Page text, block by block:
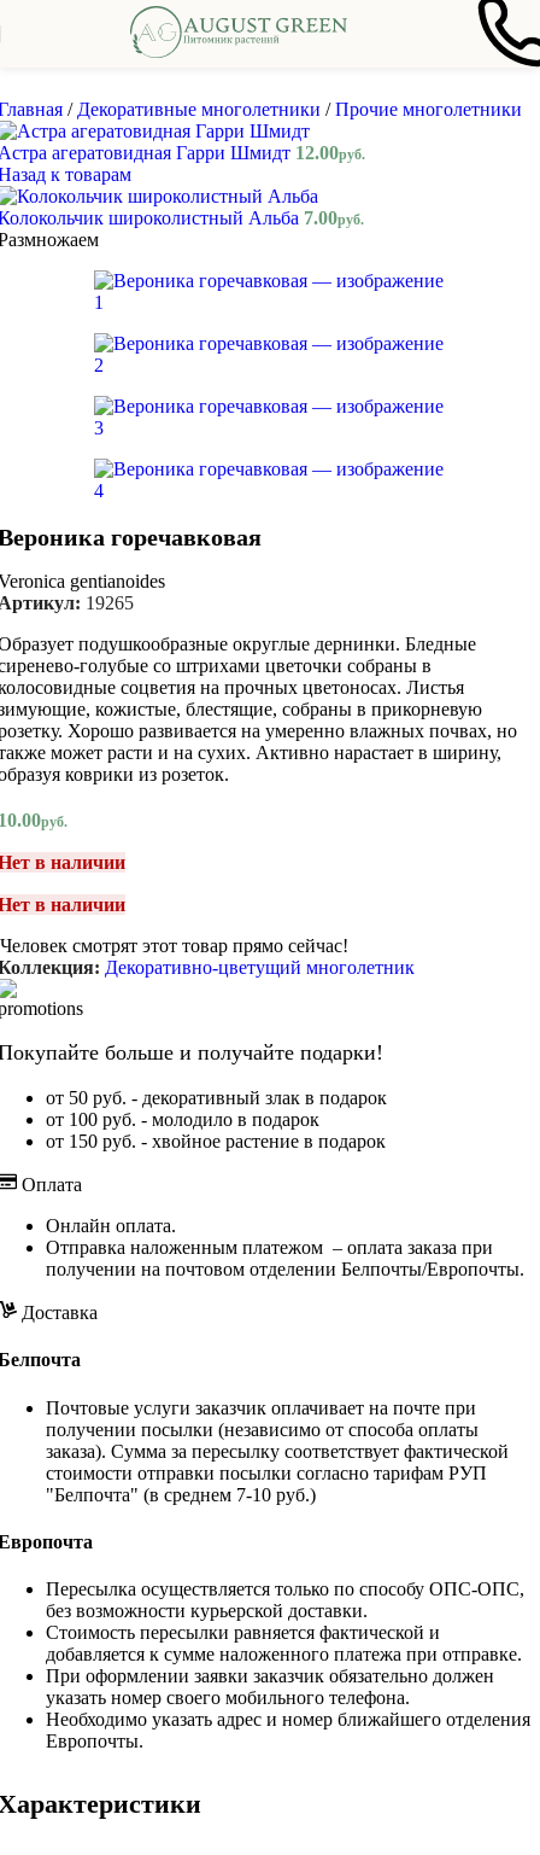
Skip to navigation Skip to main content
/ Декоративные многолетники / Прочие многолетники
агератовидная Гарри Шмидт 12.00руб.
к товарам
широколистный Альба 7.00руб.
горечавковая
gentianoides
19265
подушкообразные округлые дернинки. Бледные
голубые со штрихами цветочки собраны в
соцветия на прочных цветоносах. Листья
кожистые, блестящие, собраны в прикорневую
Хорошо развивается на умеренно влажных почвах, но
может расти и на сухих. Активно нарастает в ширину,
коврики из розеток.
руб.
в наличии
в наличии
Человек смотрят этот товар прямо сейчас!
Декоративно-цветущий многолетник
больше и получайте подарки!
от 50 руб. - декоративный злак в подарок
от 100 руб. - молодило в подарок
от 150 руб. - хвойное растение в подарок
Оплата
Онлайн оплата.
Отправка наложенным платежом – оплата заказа при
получении на почтовом отделении Белпочты/Европочты.
Доставка
Почтовые услуги заказчик оплачивает на почте при
получении посылки (независимо от способа оплаты
заказа). Сумма за пересылку соответствует фактической
стоимости отправки посылки согласно тарифам РУП
"Белпочта" (в среднем 7-10 руб.)
Пересылка осуществляется только по способу ОПС-ОПС,
без возможности курьерской доставки.
Стоимость пересылки равняется фактической и
добавляется к сумме наложенного платежа при отправке.
При оформлении заявки заказчик обязательно должен
указать номер своего мобильного телефона.
Необходимо указать адрес и номер ближайшего отделения
Европочты.